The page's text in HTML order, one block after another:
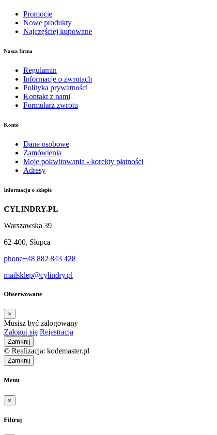
Promocje
Nowe produkty
Najczęściej kupowane
Nasza firma
Regulamin
Informacje o zwrotach
Polityka prywatności
Kontakt z nami
Formularz zwrotu
Konto
Dane osobowe
Zamówienia
Moje pokwitowania - korekty płatności
Adresy
Informacja o sklepie
CYLINDRY.PL
Warszawska 39
62-400, Słupca
phone+48 882 843 428
mailsklep@cylindry.pl
Obserwowane
×
Musisz być zalogowany
Zaloguj się Rejestracja
Zamknij
© Realizacja: kodemaster.pl
Zamknij
Menu
×
Filtruj